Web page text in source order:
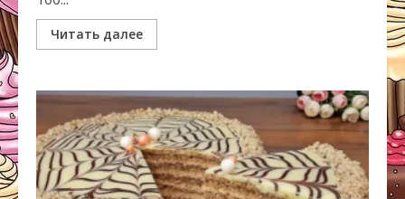
Читать далее